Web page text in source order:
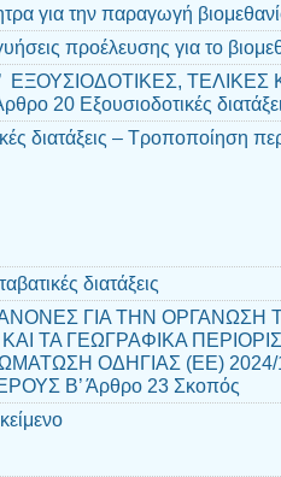
για την παραγωγή
προέλευσης για το
ΕΞΟΥΣΙΟΔΟΤΙΚΕΣ, ΤΕΛΙΚΕΣ
20 Εξουσιοδοτικές
διατάξεις – Τροποποίηση
διατάξεις
ΓΙΑ ΤΗΝ ΟΡΓΑΝΩΣΗ
ΤΑ ΓΕΩΓΡΑΦΙΚΑ
ΟΔΗΓΙΑΣ (ΕΕ)
Β’ Άρθρο 23 Σκοπός